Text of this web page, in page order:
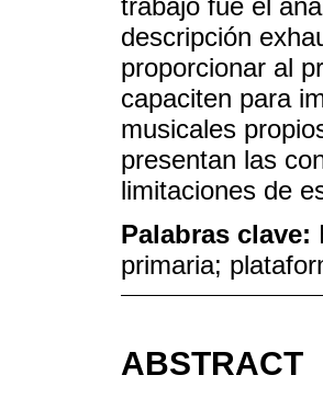
descripción
proporcionar al
capaciten para
musicales
presentan las
limitaciones de
Palabras clave:
primaria;
ABSTRACT